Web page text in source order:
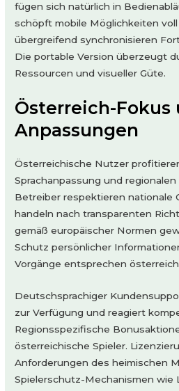
fügen sich natürlich in
schöpft mobile Möglichkeiten
übergreifend synchronisieren
Die portable Version überzeugt
Ressourcen und visueller Güte.
Österreich-Fokus
Anpassungen
Österreichische Nutzer
Sprachanpassung und
Betreiber respektieren nationale
handeln nach transparenten
gemäß europäischer Normen
Schutz persönlicher
Vorgänge entsprechen
Deutschsprachiger
zur Verfügung und reagiert
Regionsspezifische
österreichische Spieler.
Anforderungen des heimischen
Spielerschutz-Mechanismen wie